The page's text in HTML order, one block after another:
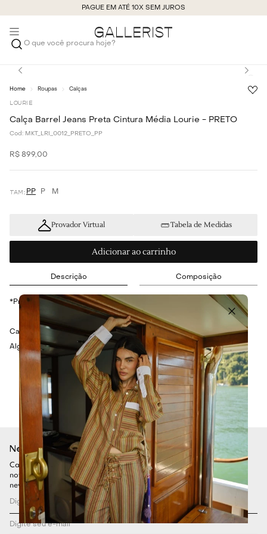
PAGUE EM ATÉ 10X SEM JUROS
O que você procura hoje?
Roupas Calças
LOURIE
Calça Barrel Jeans Preta Cintura Média Lourie - PRETO
Cod: MKT_LRI_0012_PRETO_PP
R$ 899,00
PP P M
Provador Virtual Tabela de Medidas
Adicionar ao carrinho
Descrição Composição
*Produto comercializado e enviado por LOURIE.
Calça barrel jeans com cintura média e modelagem ampla. 100%
Algodão
Newsletter
Cadastre-se para ficar por dentro de todas as nossas
novidades. Garanta seu desconto assinando nossa
newsletter